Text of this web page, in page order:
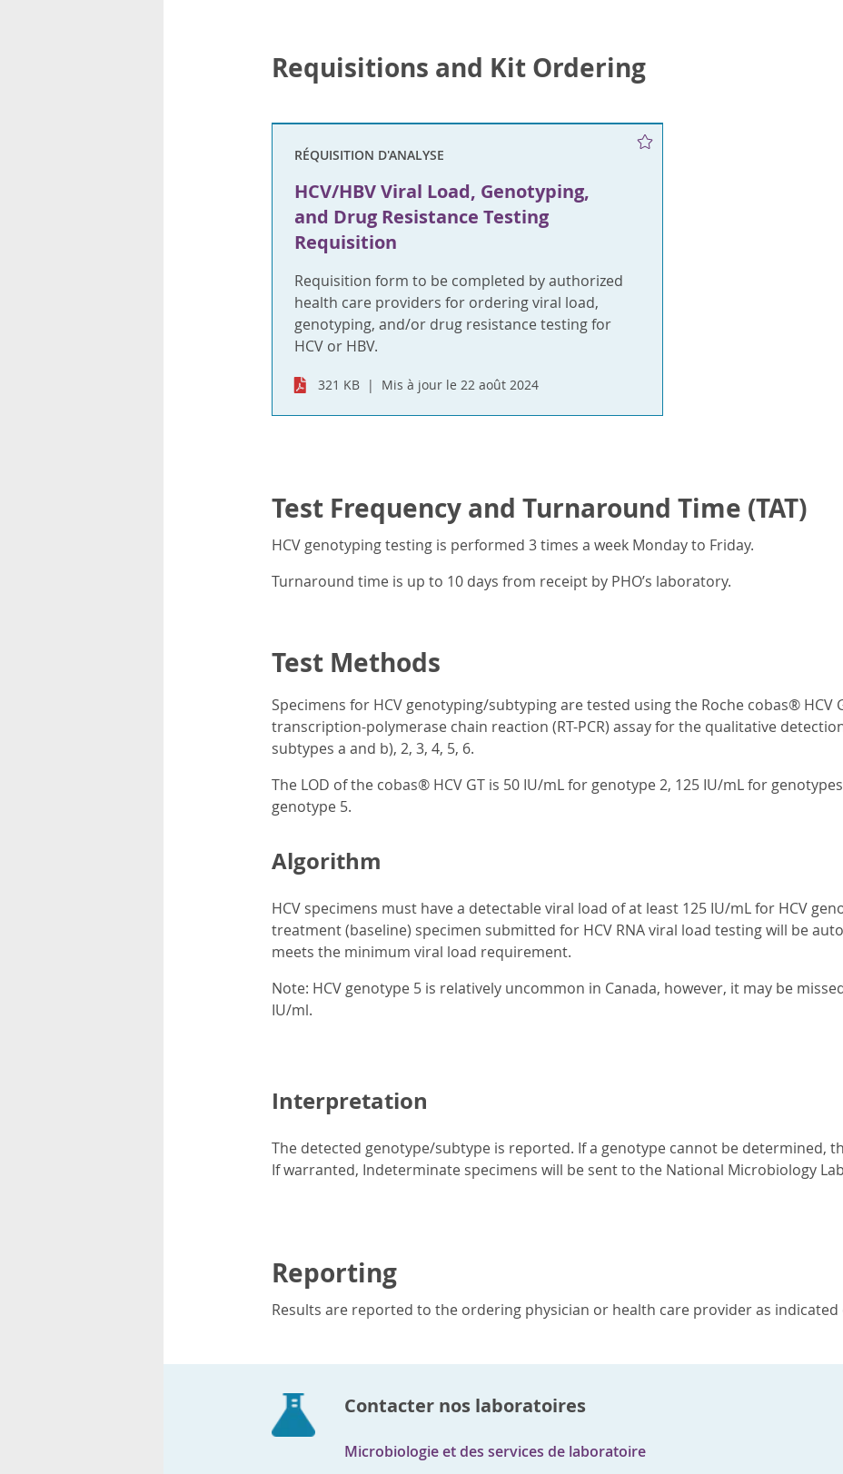
Requisitions and Kit Ordering
RÉQUISITION D'ANALYSE
HCV/HBV Viral Load, Genotyping,
and Drug Resistance Testing
Requisition
Requisition form to be completed by authorized
health care providers for ordering viral load,
genotyping, and/or drug resistance testing for
HCV or HBV.
321 KB Mis à jour le 22 août 2024
Test Frequency and Turnaround Time (TAT)
HCV genotyping testing is performed 3 times a week Monday to Friday.
Turnaround time is up to 10 days from receipt by PHO’s laboratory.
Test Methods
Specimens for HCV genotyping/subtyping are tested using the Roche cobas® HCV
transcription-polymerase chain reaction (RT-PCR) assay for the qualitative
subtypes a and b), 2, 3, 4, 5, 6.
The LOD of the cobas® HCV GT is 50 IU/mL for genotype 2, 125 IU/mL for
genotype 5.
Algorithm
HCV specimens must have a detectable viral load of at least 125 IU/mL for HCV
treatment (baseline) specimen submitted for HCV RNA viral load testing will be
meets the minimum viral load requirement.
Note: HCV genotype 5 is relatively uncommon in Canada, however, it may be
IU/ml.
Interpretation
The detected genotype/subtype is reported. If a genotype cannot be determined,
If warranted, Indeterminate specimens will be sent to the National Microbiology
Reporting
Results are reported to the ordering physician or health care provider as
Contacter nos laboratoires
Microbiologie et des services de laboratoire